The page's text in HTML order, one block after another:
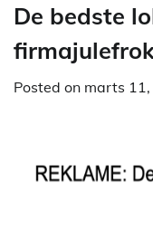
De bedste
Posted on marts